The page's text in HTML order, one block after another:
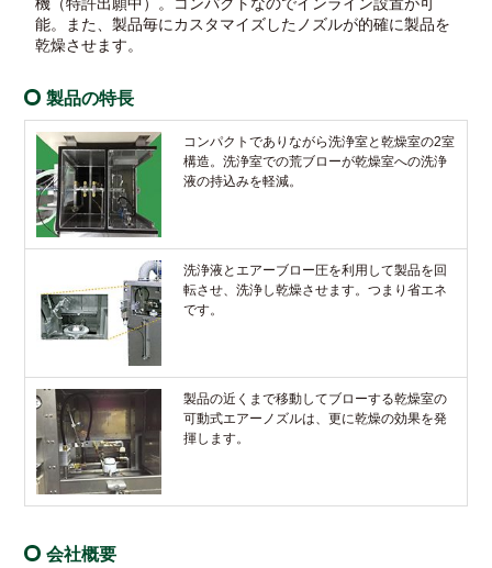
能。また、製品毎にカスタマイズしたノズルが的確に製品を
乾燥させます。
製品の特長
コンパクトでありながら洗浄室と乾燥室の2室
構造。洗浄室での荒ブローが乾燥室への洗浄
液の持込みを軽減。
洗浄液とエアーブロー圧を利用して製品を回
転させ、洗浄し乾燥させます。つまり省エネ
です。
製品の近くまで移動してブローする乾燥室の
可動式エアーノズルは、更に乾燥の効果を発
揮します。
会社概要